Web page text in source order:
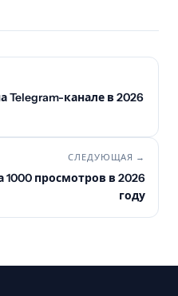
Telegram-канале в 2026
СЛЕДУЮЩАЯ →
1000 просмотров в 2026
году